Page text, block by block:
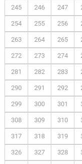
245 246 247
254 255 256
263 264 265
272 273 274
281 282 283
290 291 292
299 300 301
308 309 310
317 318 319
326 327 328